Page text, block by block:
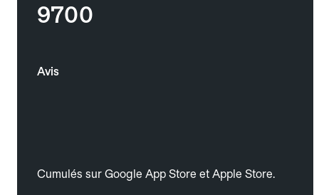
9700
Avis
Cumulés sur Google App Store et Apple Store.